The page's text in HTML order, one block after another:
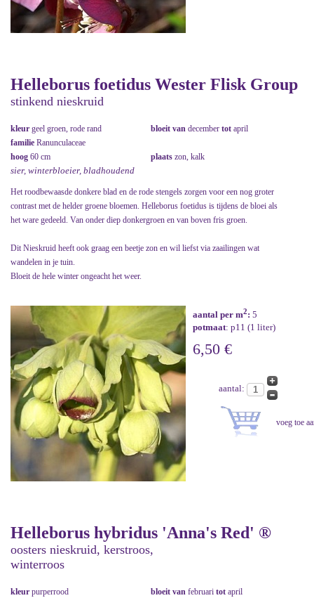
Helleborus foetidus Wester Flisk Group
stinkend nieskruid
kleur geel groen, rode rand bloeit van december tot april
familie Ranunculaceae
hoog 60 cm plaats zon, kalk
sier, winterbloeier, bladhoudend
Het roodbewaasde donkere blad en de rode stengels zorgen voor een nog groter
contrast met de helder groene bloemen. Helleborus foetidus is tijdens de bloei als
het ware gedeeld. Van onder diep donkergroen en van boven fris groen.
Dit Nieskruid heeft ook graag een beetje zon en wil liefst via zaailingen wat
wandelen in je tuin.
Bloeit de hele winter ongeacht het weer.
aantal per m2: 5
potmaat: p11 (1 liter)
6,50 €
aantal:
Helleborus hybridus 'Anna's Red' ®
oosters nieskruid, kerstroos,
winterroos
kleur purperrood bloeit van februari tot april